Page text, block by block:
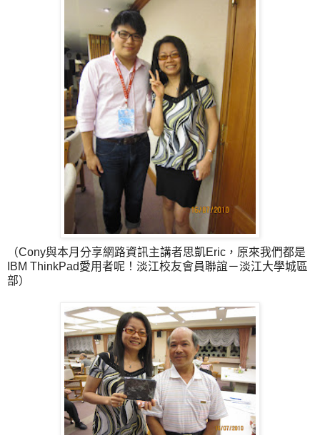
（Cony與本月分享網路資訊主講者思凱Eric，原來我們都是
IBM ThinkPad愛用者呢！淡江校友會員聯誼－淡江大學城區
部）